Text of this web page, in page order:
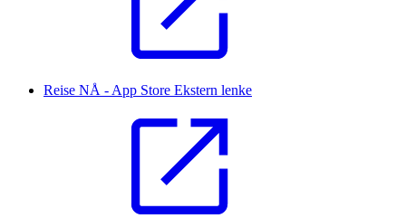
Reise NÅ - App Store Ekstern lenke